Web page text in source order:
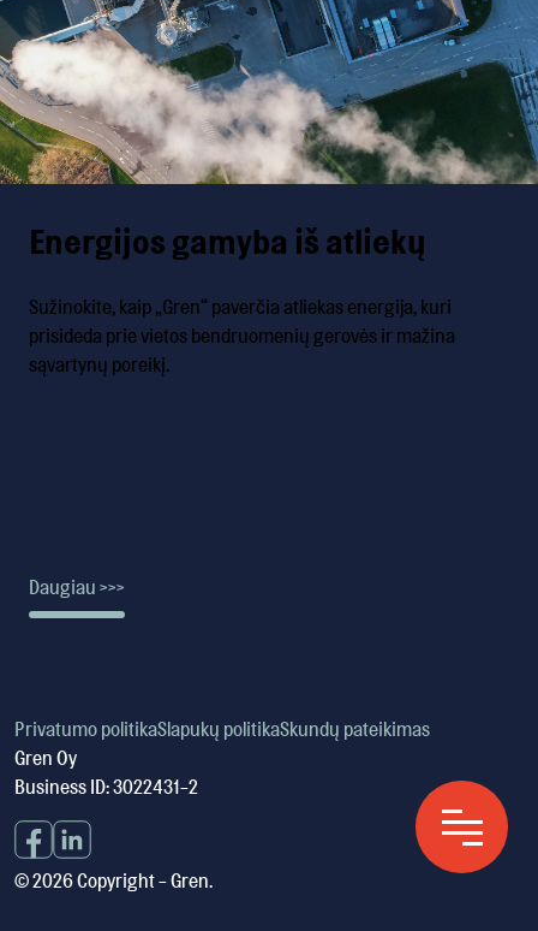
Energijos gamyba iš atliekų
Sužinokite, kaip „Gren“ paverčia atliekas energija, kuri
prisideda prie vietos bendruomenių gerovės ir mažina
sąvartynų poreikį.
Daugiau >>>
Privatumo politikaSlapukų politikaSkundų pateikimas
Gren Oy
Business ID: 3022431-2
© 2026 Copyright - Gren.